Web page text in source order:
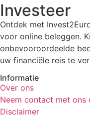
Investeer
Ontdek met
voor online beleggen.
onbevooroordeelde
uw financiële reis te
Informatie
Over ons
Neem contact met ons
Disclaimer